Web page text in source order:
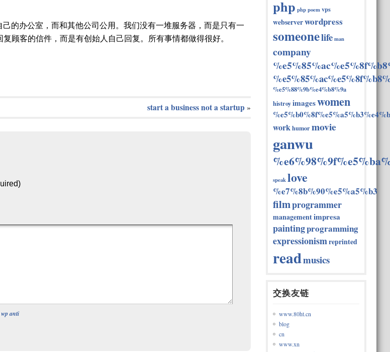
的办公室，而和其他公司公用。我们没有一堆服务器，而是只有一
顾客的信件，而是有创始人自己回复。所有事情都做得很好。
start a business not a startup »
wp anti
php phppoemvps
webserverwordpress
someonelifeman
company
%e5%88%9b%e4%b8%9a
histroyimageswomen
workhumormovie
ganwu
speaklove
%e7%8b%90%e5%a5%b3
filmprogrammer
managementimpresa
paintingprogramming
expressionismreprinted
readmusics
交换友链
www.80ht.cn
blog
cn
www.xn